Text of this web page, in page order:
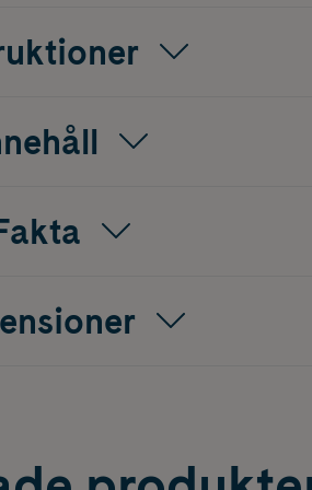
150 mg Q 10. Den högre dosen är